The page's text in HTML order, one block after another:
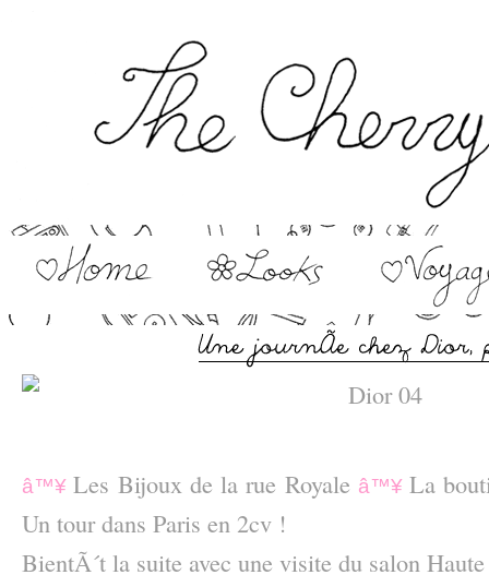
â™¥ Les Bijoux de la rue Royale â™¥ La
Un tour dans Paris en 2cv !
BientÃ´t la suite avec une visite du salon